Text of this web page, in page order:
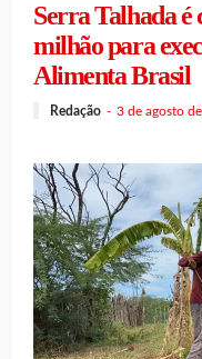
Serra Talhada é
milhão para
Alimenta Brasil
Redação 3 de agosto